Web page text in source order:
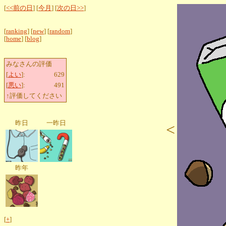
[<<前の日 ] [今月 ] [次の日>>]
[ranking] [new] [random]
[home] [blog]
みなさんの評価
[よい]:
629
[悪い]:
491
↑評価してください
昨日 一昨日
昨年
[+]
<